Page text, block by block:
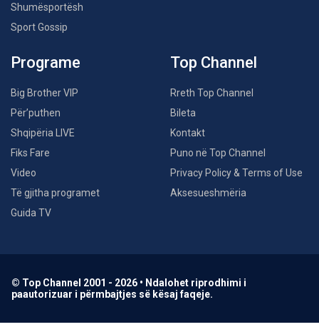
Shumësportësh
Sport Gossip
Programe
Big Brother VIP
Për’puthen
Shqipëria LIVE
Fiks Fare
Video
Të gjitha programet
Guida TV
Top Channel
Rreth Top Channel
Bileta
Kontakt
Puno në Top Channel
Privacy Policy & Terms of Use
Aksesueshmëria
© Top Channel 2001 - 2026 • Ndalohet riprodhimi i
paautorizuar i përmbajtjes së kësaj faqeje.